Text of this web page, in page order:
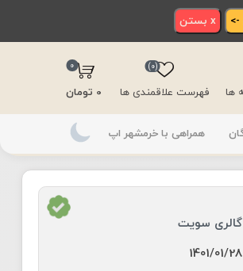
> x بستن
ها فهرست علاقمندی ها
(0)
0
0 تومان
همراهی با خرمشهر اپ
گالری سویت
1401/01/28